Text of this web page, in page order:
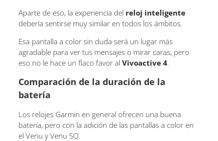
Aparte de eso, la experiencia del reloj inteligente
debería sentirse muy similar en todos los ámbitos.
Esa pantalla a color sin duda será un lugar más
agradable para ver tus mensajes o mirar caras, pero
eso no le hace un flaco favor al Vivoactive 4.
Comparación de la duración de la
batería
Los relojes Garmin en general ofrecen una buena
batería, pero con la adición de las pantallas a color en
el Venu y Venu SQ.